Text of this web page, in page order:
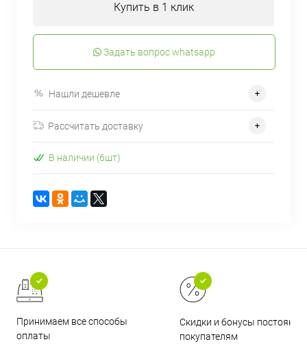
Купить в 1 клик
Задать вопрос whatsapp
Нашли дешевле
Рассчитать доставку
В наличии (6шт)
Принимаем все способы
оплаты
Скидки и бонусы
покупателям